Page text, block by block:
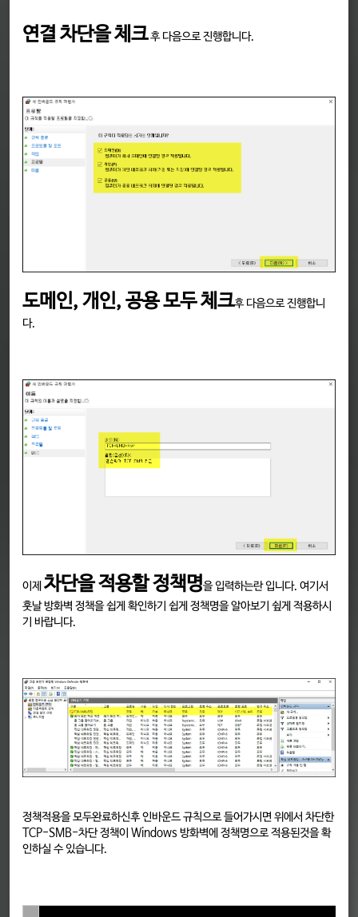
연결 차단을 체크후 다음으로 진행합니다.
도메인, 개인, 공용 모두 체크후 다음으로 진행합니
다.
이제 차단을 적용할 정책명을 입력하는란 입니다. 여기서
훗날 방화벽 정책을 쉽게 확인하기 쉽게 정책명을 알아보기 슆게 적용하시
기 바랍니다.
정책적용을 모두완료하신후 인바운드 규칙으로 들어가시면 위에서 차단한
TCP-SMB-차단 정책이 Windows 방화벽에 정책명으로 적용된것을 확
인하실 수 있습니다.